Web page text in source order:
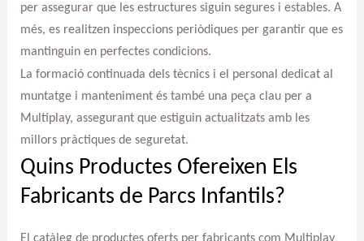
per assegurar que les estructures siguin segures i estables. A
més, es realitzen inspeccions periòdiques per garantir que es
mantinguin en perfectes condicions.
La formació continuada dels tècnics i el personal dedicat al
muntatge i manteniment és també una peça clau per a
Multiplay, assegurant que estiguin actualitzats amb les
millors pràctiques de seguretat.
Quins Productes Ofereixen Els
Fabricants de Parcs Infantils?